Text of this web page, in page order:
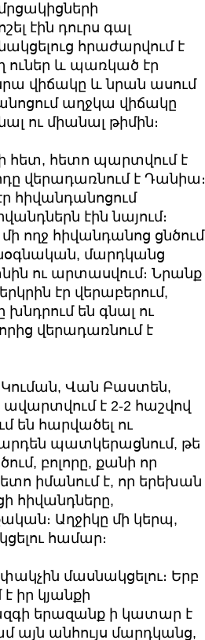
էին դուրս գալ
հրաժարվում է
ուներ և պառկած էր
վիճակը և նրան ասում
աղջկա վիճակը
ու միանալ թիմին։
հետ, հետո պարտվում է
վերադառնում է Դանիա։
հիվանդանոցում
էին նայում։
ողջ հիվանդանոց ցնծում
մարդկանց
ու արտասվում։ Նրանք
էր վերաբերում,
են գնալ ու
վերադառնում է
Կուման, Վան Բաստեն,
է 2-2 հաշվով
են հարվածել ու
պատկերացնում, թե
բոլորը, քանի որ
իմանում է, որ երեխան
հիվանդները,
Աղջիկը մի կերպ,
համար։
մասնակցելու։ Երբ
իր կյանքի
երազանք ի կատար է
այն անհույս մարդկանց,